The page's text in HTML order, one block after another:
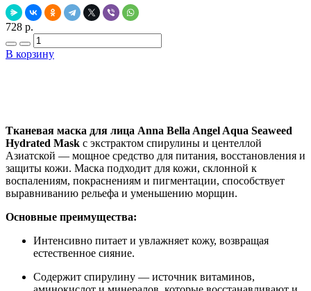
728 р.
В корзину
Тканевая маска для лица Anna Bella Angel Aqua Seaweed
Hydrated Mask с экстрактом спирулины и центеллой
Азиатской — мощное средство для питания, восстановления и
защиты кожи. Маска подходит для кожи, склонной к
воспалениям, покраснениям и пигментации, способствует
выравниванию рельефа и уменьшению морщин.
Основные преимущества:
Интенсивно питает и увлажняет кожу, возвращая
естественное сияние.
Содержит спирулину — источник витаминов,